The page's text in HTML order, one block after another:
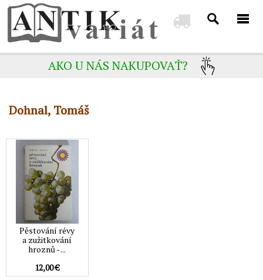
AKO U NÁS NAKUPOVAŤ?
Dohnal, Tomáš
Pěstování révy
a zužitkování
hroznů - ...
12,00 €